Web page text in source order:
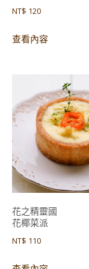
NT$ 120
查看內容
花之精靈
花椰菜派
NT$ 110